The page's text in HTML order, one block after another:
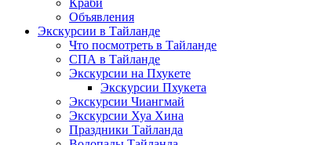
Краби
Объявления
Экскурсии в Тайланде
Что посмотреть в Тайланде
СПА в Тайланде
Экскурсии на Пхукете
Экскурсии Пхукета
Экскурсии Чиангмай
Экскурсии Хуа Хина
Праздники Тайланда